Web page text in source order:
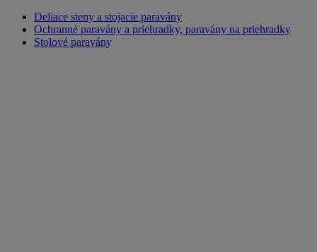
Deliace steny a stojacie paravány
Ochranné paravány a priehradky, paravány na priehradky
Stolové paravány